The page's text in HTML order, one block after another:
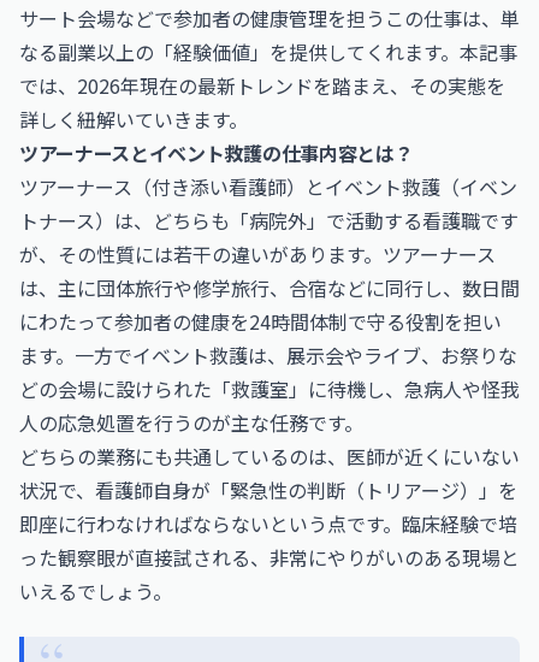
サート会場などで参加者の健康管理を担うこの仕事は、単
なる副業以上の「経験価値」を提供してくれます。本記事
では、2026年現在の最新トレンドを踏まえ、その実態を
詳しく紐解いていきます。
ツアーナースとイベント救護の仕事内容とは？
ツアーナース（付き添い看護師）とイベント救護（イベン
トナース）は、どちらも「病院外」で活動する看護職です
が、その性質には若干の違いがあります。ツアーナース
は、主に団体旅行や修学旅行、合宿などに同行し、数日間
にわたって参加者の健康を24時間体制で守る役割を担い
ます。一方でイベント救護は、展示会やライブ、お祭りな
どの会場に設けられた「救護室」に待機し、急病人や怪我
人の応急処置を行うのが主な任務です。
どちらの業務にも共通しているのは、医師が近くにいない
状況で、看護師自身が「緊急性の判断（トリアージ）」を
即座に行わなければならないという点です。臨床経験で培
った観察眼が直接試される、非常にやりがいのある現場と
いえるでしょう。